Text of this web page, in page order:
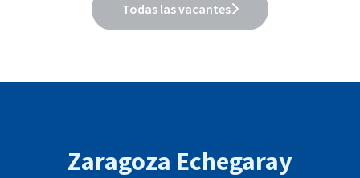
Todas las vacantes
Zaragoza Echegaray